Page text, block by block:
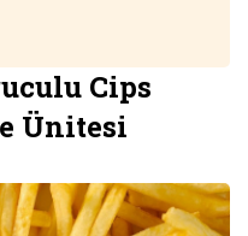
Cips
Ünitesi